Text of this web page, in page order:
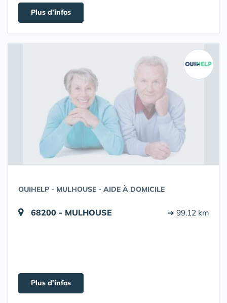
Plus d'infos
OUIHELP - MULHOUSE - AIDE À DOMICILE
68200 - MULHOUSE ➔ 99.12 km
Plus d'infos